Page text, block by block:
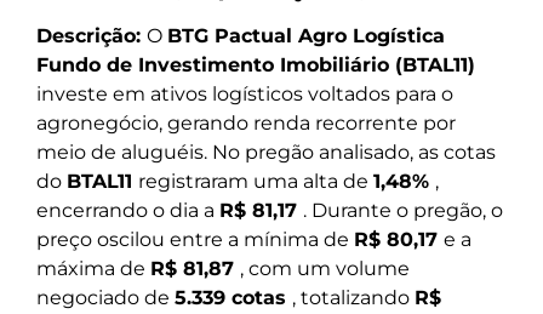
Descrição: O BTG Pactual Agro Logística
Fundo de Investimento Imobiliário (BTAL11)
investe em ativos logísticos voltados para o
agronegócio, gerando renda recorrente por
meio de aluguéis. No pregão analisado, as cotas
do BTAL11 registraram uma alta de 1,48% ,
encerrando o dia a R$ 81,17 . Durante o pregão, o
preço oscilou entre a mínima de R$ 80,17 e a
máxima de R$ 81,87 , com um volume
negociado de 5.339 cotas , totalizando R$